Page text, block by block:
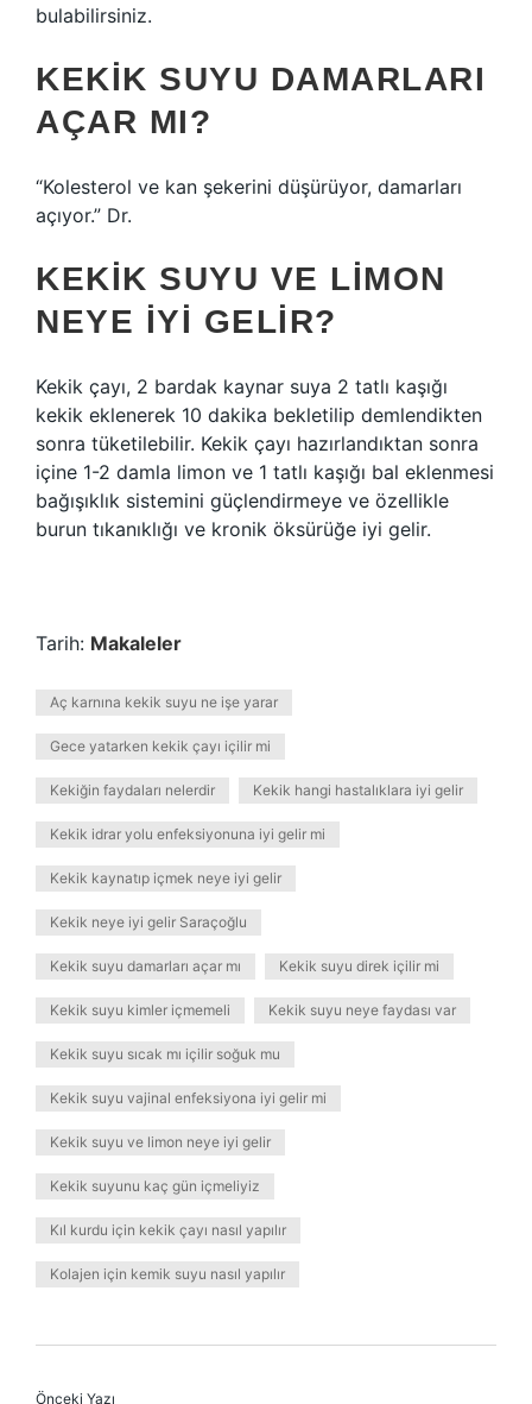
bulabilirsiniz.
KEKIK SUYU DAMARLARI
AÇAR MI?
“Kolesterol ve kan şekerini düşürüyor, damarları
açıyor.” Dr.
KEKIK SUYU VE LIMON
NEYE IYI GELIR?
Kekik çayı, 2 bardak kaynar suya 2 tatlı kaşığı
kekik eklenerek 10 dakika bekletilip demlendikten
sonra tüketilebilir. Kekik çayı hazırlandıktan sonra
içine 1-2 damla limon ve 1 tatlı kaşığı bal eklenmesi
bağışıklık sistemini güçlendirmeye ve özellikle
burun tıkanıklığı ve kronik öksürüğe iyi gelir.
Tarih: Makaleler
Aç karnına kekik suyu ne işe yarar
Gece yatarken kekik çayı içilir mi
Kekiğin faydaları nelerdir Kekik hangi hastalıklara iyi gelir
Kekik idrar yolu enfeksiyonuna iyi gelir mi
Kekik kaynatıp içmek neye iyi gelir
Kekik neye iyi gelir Saraçoğlu
Kekik suyu damarları açar mı Kekik suyu direk içilir mi
Kekik suyu kimler içmemeli Kekik suyu neye faydası var
Kekik suyu sıcak mı içilir soğuk mu
Kekik suyu vajinal enfeksiyona iyi gelir mi
Kekik suyu ve limon neye iyi gelir
Kekik suyunu kaç gün içmeliyiz
Kıl kurdu için kekik çayı nasıl yapılır
Kolajen için kemik suyu nasıl yapılır
Önceki Yazı